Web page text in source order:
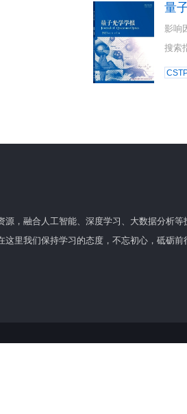
量
影响
搜索
源，融合人工智能、深度学习、大数据分析
这里我们保持学习的态度，不忘初心，砥砺前